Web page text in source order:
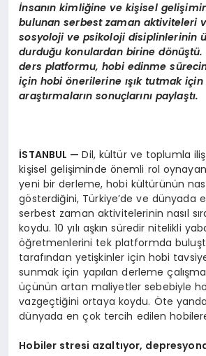
İnsanın kimliğine ve kişisel geliş
bulunan serbest zaman aktiviteleri
sosyoloji ve psikoloji disiplinlerinin
durduğu konulardan birine dönüştü.
ders platformu, hobi edinme sü
için hobiönerilerine ışık tutmak için
araştırmaların sonuçlarını paylaştı.
İSTANBUL —Dil, kültür ve toplumla
kişisel gelişiminde önemli rol
yeni bir derleme, hobi kültürünün
gösterdiğini, Türkiye’de ve dünyada
serbest zaman aktivitelerinin nasıl
koydu. 10 yılı aşkın süredir nitelikli
öğretmenlerini tek platformda
tarafından yetişkinler için hobi
sunmak için yapılan derleme
üçünün artan maliyetler sebebiyle
vazgeçtiğini ortaya koydu. Öte
dünyada en çok tercih edilen
Hobiler stresi azaltıyor,